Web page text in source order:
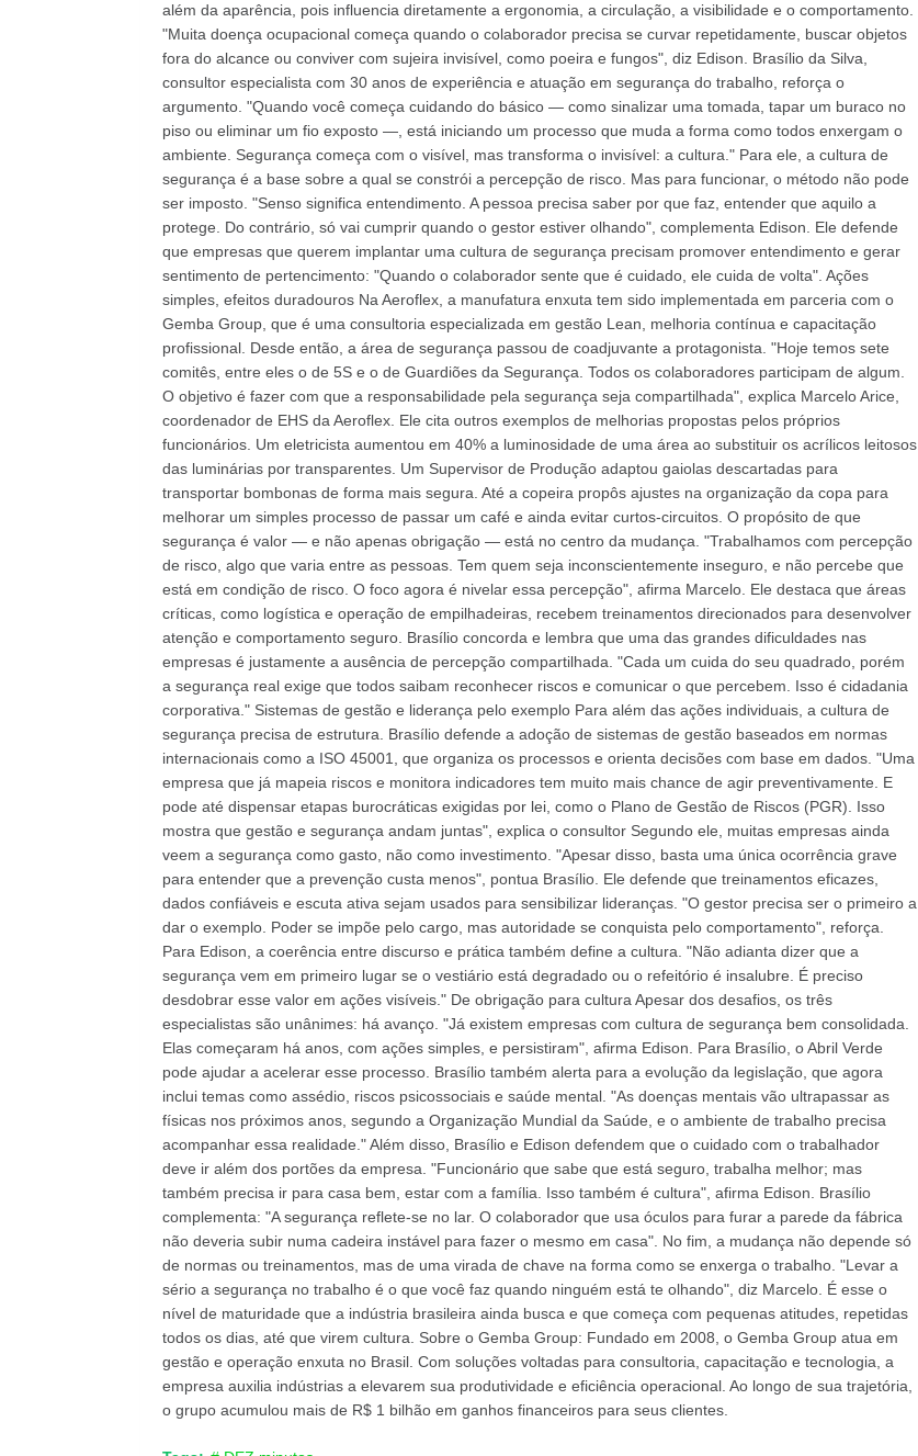
além da aparência, pois influencia diretamente a ergonomia, a circulação, a visibilidade e o comportamento.
"Muita doença ocupacional começa quando o colaborador precisa se curvar repetidamente, buscar objetos
fora do alcance ou conviver com sujeira invisível, como poeira e fungos", diz Edison. Brasílio da Silva,
consultor especialista com 30 anos de experiência e atuação em segurança do trabalho, reforça o
argumento. "Quando você começa cuidando do básico — como sinalizar uma tomada, tapar um buraco no
piso ou eliminar um fio exposto —, está iniciando um processo que muda a forma como todos enxergam o
ambiente. Segurança começa com o visível, mas transforma o invisível: a cultura." Para ele, a cultura de
segurança é a base sobre a qual se constrói a percepção de risco. Mas para funcionar, o método não pode
ser imposto. "Senso significa entendimento. A pessoa precisa saber por que faz, entender que aquilo a
protege. Do contrário, só vai cumprir quando o gestor estiver olhando", complementa Edison. Ele defende
que empresas que querem implantar uma cultura de segurança precisam promover entendimento e gerar
sentimento de pertencimento: "Quando o colaborador sente que é cuidado, ele cuida de volta". Ações
simples, efeitos duradouros Na Aeroflex, a manufatura enxuta tem sido implementada em parceria com o
Gemba Group, que é uma consultoria especializada em gestão Lean, melhoria contínua e capacitação
profissional. Desde então, a área de segurança passou de coadjuvante a protagonista. "Hoje temos sete
comitês, entre eles o de 5S e o de Guardiões da Segurança. Todos os colaboradores participam de algum.
O objetivo é fazer com que a responsabilidade pela segurança seja compartilhada", explica Marcelo Arice,
coordenador de EHS da Aeroflex. Ele cita outros exemplos de melhorias propostas pelos próprios
funcionários. Um eletricista aumentou em 40% a luminosidade de uma área ao substituir os acrílicos leitosos
das luminárias por transparentes. Um Supervisor de Produção adaptou gaiolas descartadas para
transportar bombonas de forma mais segura. Até a copeira propôs ajustes na organização da copa para
melhorar um simples processo de passar um café e ainda evitar curtos-circuitos. O propósito de que
segurança é valor — e não apenas obrigação — está no centro da mudança. "Trabalhamos com percepção
de risco, algo que varia entre as pessoas. Tem quem seja inconscientemente inseguro, e não percebe que
está em condição de risco. O foco agora é nivelar essa percepção", afirma Marcelo. Ele destaca que áreas
críticas, como logística e operação de empilhadeiras, recebem treinamentos direcionados para desenvolver
atenção e comportamento seguro. Brasílio concorda e lembra que uma das grandes dificuldades nas
empresas é justamente a ausência de percepção compartilhada. "Cada um cuida do seu quadrado, porém
a segurança real exige que todos saibam reconhecer riscos e comunicar o que percebem. Isso é cidadania
corporativa." Sistemas de gestão e liderança pelo exemplo Para além das ações individuais, a cultura de
segurança precisa de estrutura. Brasílio defende a adoção de sistemas de gestão baseados em normas
internacionais como a ISO 45001, que organiza os processos e orienta decisões com base em dados. "Uma
empresa que já mapeia riscos e monitora indicadores tem muito mais chance de agir preventivamente. E
pode até dispensar etapas burocráticas exigidas por lei, como o Plano de Gestão de Riscos (PGR). Isso
mostra que gestão e segurança andam juntas", explica o consultor Segundo ele, muitas empresas ainda
veem a segurança como gasto, não como investimento. "Apesar disso, basta uma única ocorrência grave
para entender que a prevenção custa menos", pontua Brasílio. Ele defende que treinamentos eficazes,
dados confiáveis e escuta ativa sejam usados para sensibilizar lideranças. "O gestor precisa ser o primeiro a
dar o exemplo. Poder se impõe pelo cargo, mas autoridade se conquista pelo comportamento", reforça.
Para Edison, a coerência entre discurso e prática também define a cultura. "Não adianta dizer que a
segurança vem em primeiro lugar se o vestiário está degradado ou o refeitório é insalubre. É preciso
desdobrar esse valor em ações visíveis." De obrigação para cultura Apesar dos desafios, os três
especialistas são unânimes: há avanço. "Já existem empresas com cultura de segurança bem consolidada.
Elas começaram há anos, com ações simples, e persistiram", afirma Edison. Para Brasílio, o Abril Verde
pode ajudar a acelerar esse processo. Brasílio também alerta para a evolução da legislação, que agora
inclui temas como assédio, riscos psicossociais e saúde mental. "As doenças mentais vão ultrapassar as
físicas nos próximos anos, segundo a Organização Mundial da Saúde, e o ambiente de trabalho precisa
acompanhar essa realidade." Além disso, Brasílio e Edison defendem que o cuidado com o trabalhador
deve ir além dos portões da empresa. "Funcionário que sabe que está seguro, trabalha melhor; mas
também precisa ir para casa bem, estar com a família. Isso também é cultura", afirma Edison. Brasílio
complementa: "A segurança reflete-se no lar. O colaborador que usa óculos para furar a parede da fábrica
não deveria subir numa cadeira instável para fazer o mesmo em casa". No fim, a mudança não depende só
de normas ou treinamentos, mas de uma virada de chave na forma como se enxerga o trabalho. "Levar a
sério a segurança no trabalho é o que você faz quando ninguém está te olhando", diz Marcelo. É esse o
nível de maturidade que a indústria brasileira ainda busca e que começa com pequenas atitudes, repetidas
todos os dias, até que virem cultura. Sobre o Gemba Group: Fundado em 2008, o Gemba Group atua em
gestão e operação enxuta no Brasil. Com soluções voltadas para consultoria, capacitação e tecnologia, a
empresa auxilia indústrias a elevarem sua produtividade e eficiência operacional. Ao longo de sua trajetória,
o grupo acumulou mais de R$ 1 bilhão em ganhos financeiros para seus clientes.